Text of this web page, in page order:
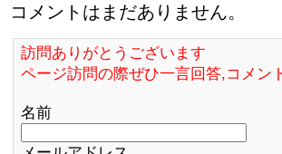
コメントはまだありません。
訪問ありがとうございます
ページ訪問の際ぜひ一言回答,コメン
名前